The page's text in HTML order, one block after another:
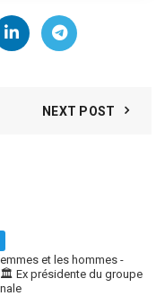
NEXT POST
et les hommes -
Ex présidente du groupe